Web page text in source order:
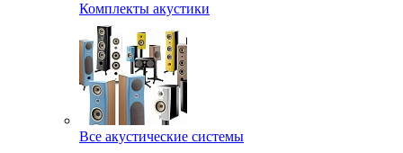
Комплекты акустики
Все акустические системы